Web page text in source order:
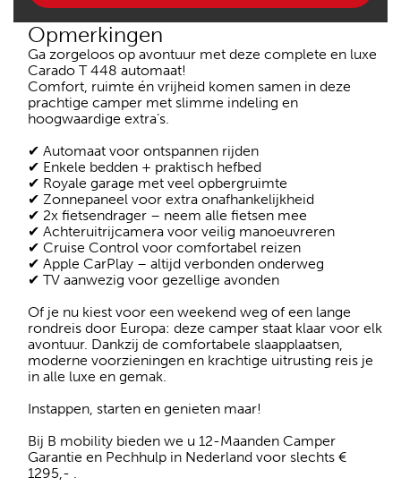
Opmerkingen
Ga zorgeloos op avontuur met deze complete en luxe
Carado T 448 automaat!
Comfort, ruimte én vrijheid komen samen in deze
prachtige camper met slimme indeling en
hoogwaardige extra’s.
✔ Automaat voor ontspannen rijden
✔ Enkele bedden + praktisch hefbed
✔ Royale garage met veel opbergruimte
✔ Zonnepaneel voor extra onafhankelijkheid
✔ 2x fietsendrager – neem alle fietsen mee
✔ Achteruitrijcamera voor veilig manoeuvreren
✔ Cruise Control voor comfortabel reizen
✔ Apple CarPlay – altijd verbonden onderweg
✔ TV aanwezig voor gezellige avonden
Of je nu kiest voor een weekend weg of een lange
rondreis door Europa: deze camper staat klaar voor elk
avontuur. Dankzij de comfortabele slaapplaatsen,
moderne voorzieningen en krachtige uitrusting reis je
in alle luxe en gemak.
Instappen, starten en genieten maar!
Bij B mobility bieden we u 12-Maanden Camper
Garantie en Pechhulp in Nederland voor slechts €
1295,- .